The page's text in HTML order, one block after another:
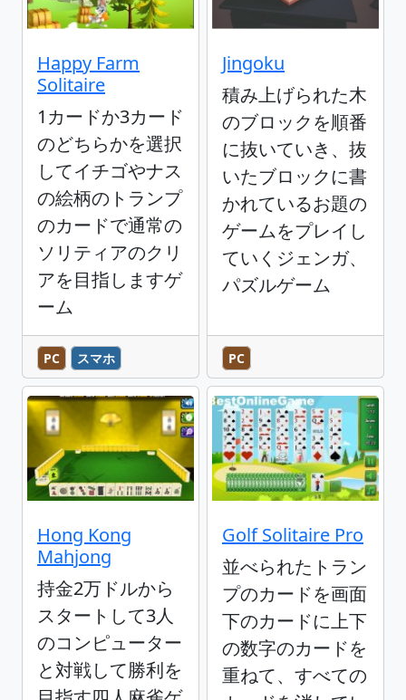
Happy Farm
Solitaire
1カードか3カード
のどちらかを選択
してイチゴやナス
の絵柄のトランプ
のカードで通常の
ソリティアのクリ
アを目指しますゲ
ーム
PC スマホ
Jingoku
積み上げられた木
のブロックを順番
に抜いていき、抜
いたブロックに書
かれているお題の
ゲームをプレイし
ていくジェンガ、
パズルゲーム
PC
Hong Kong
Mahjong
持金2万ドルから
スタートして3人
のコンピューター
と対戦して勝利を
Golf Solitaire Pro
並べられたトラン
プのカードを画面
下のカードに上下
の数字のカードを
重ねて、すべての